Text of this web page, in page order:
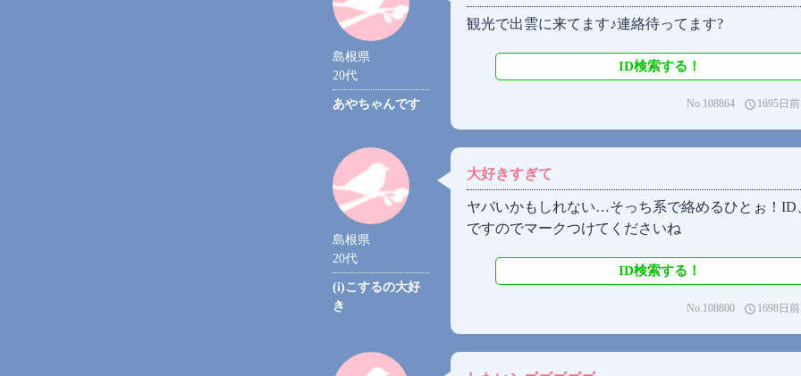
島根県
20代
あやちゃんです
観光で出雲に来てます♪連絡待ってます?
ID検索する！
access_time 1695日前
No.108864
島根県
20代
(i)こするの大好
き
大好きすぎて
ヤバいかもしれない…そっち系で絡めるひとぉ！ID
ですのでマークつけてくださいね
ID検索する！
access_time 1698日前
No.108800